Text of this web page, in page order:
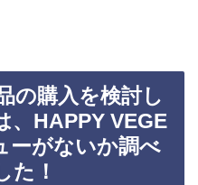
の購入を検討し
、HAPPY VEGE
ーがないか調べ
た！